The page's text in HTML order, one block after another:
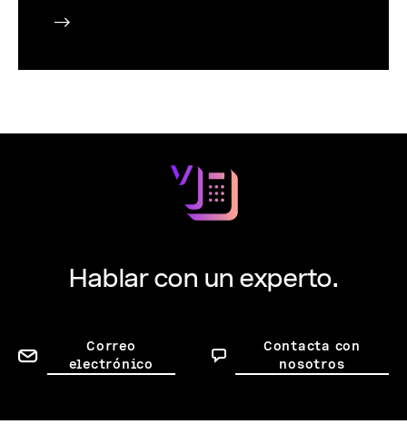
Hablar con un experto.
Correo
electrónico
Contacta con
nosotros